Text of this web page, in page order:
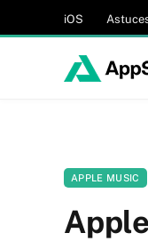
iOS
APPLE MUSIC